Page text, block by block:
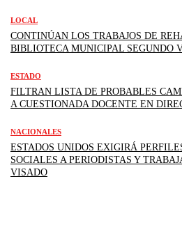
LOCAL
CONTINÚAN LOS TRABAJOS DE
BIBLIOTECA MUNICIPAL SEGUNDO
ESTADO
FILTRAN LISTA DE PROBABLES
A CUESTIONADA DOCENTE EN
NACIONALES
ESTADOS UNIDOS EXIGIRÁ
SOCIALES A PERIODISTAS Y
VISADO